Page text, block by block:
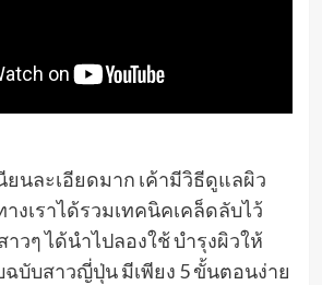
นละเอียดมาก เค้ามีวิธีดูแลผิว
งเราได้รวมเทคนิคเคล็ดลับไว้
วๆ ได้นำไปลองใช้ บำรุงผิวให้
ฉบับสาวญี่ปุ่น มีเพียง 5 ขั้นตอนง่าย